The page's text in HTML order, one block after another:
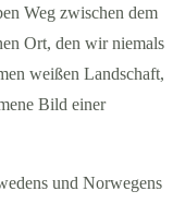
Weg zwischen dem
Ort, den wir niemals
weißen Landschaft,
Bild einer
und Norwegens